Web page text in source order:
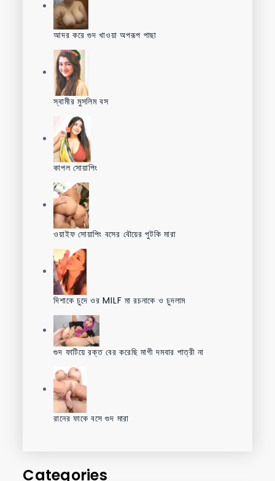
আদর করে গুদ খাওয়া অপরূপ পাছা
স্বামীর মুসলিম বস
কাপল সোয়াপিং
ওয়াইফ সোয়াপিং বসের বৌয়ের পুটকি মারা
দিশাকে চুদে ওর MILF মা রচনাকে ও চুদলাম
গুদ ফাটিয়ে রক্ত বের করেছি মাগী দমবার পাত্রী না
রানের ফাকে বসে গুদ মারা
Categories